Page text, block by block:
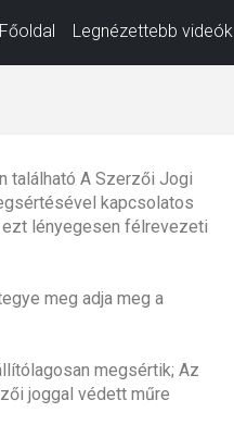
Főoldal Legnézettebb videók
található A Szerzői Jogi
kapcsolatos
lényegesen félrevezeti
meg adja meg a
megsértik; Az
joggal védett műre